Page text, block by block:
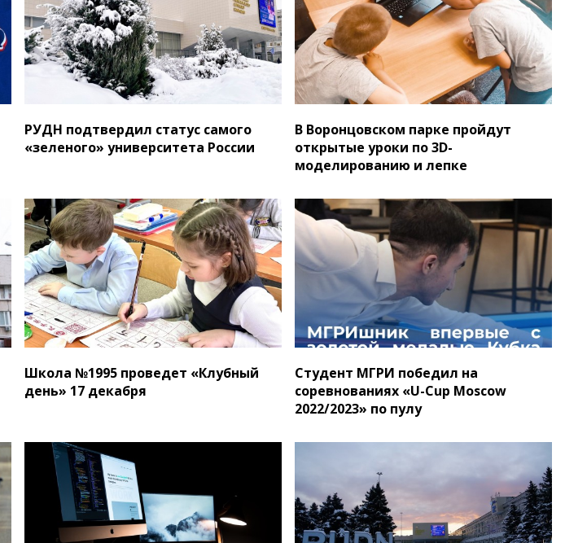
РУДН подтвердил статус самого
«зеленого» университета России
В Воронцовском парке пройдут
открытые уроки по 3D-
моделированию и лепке
Школа №1995 проведет «Клубный
день» 17 декабря
Студент МГРИ победил на
соревнованиях «U-Cup Moscow
2022/2023» по пулу